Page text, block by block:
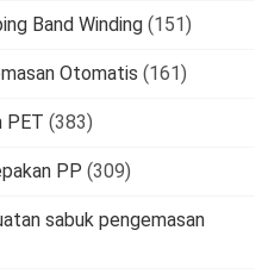
Band Winding (151)
Otomatis (161)
PET (383)
PP (309)
sabuk pengemasan